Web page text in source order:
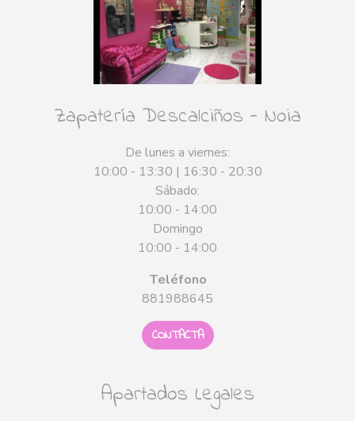
Zapatería Descalciños - Noia
De lunes a viernes:
10:00 - 13:30 | 16:30 - 20:30
Sábado:
10:00 - 14:00
Domingo
10:00 - 14:00
Teléfono
881988645
CONTACTA
Apartados Legales